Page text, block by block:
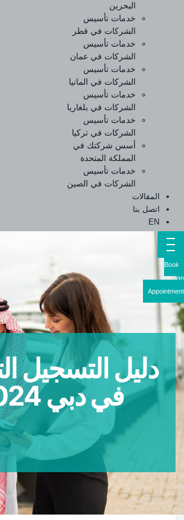
البحرين
خدمات تأسيس
الشركات في قطر
خدمات تأسيس
الشركات في عمان
خدمات تأسيس
الشركات في المانيا
خدمات تأسيس
الشركات في بلغاريا
خدمات تأسيس
الشركات في تركيا
أسس شركتك في
المملكة المتحدة
خدمات تأسيس
الشركات في الصين
المقالات
اتصل بنا
EN
دليل التسجيل
في دبي 2024